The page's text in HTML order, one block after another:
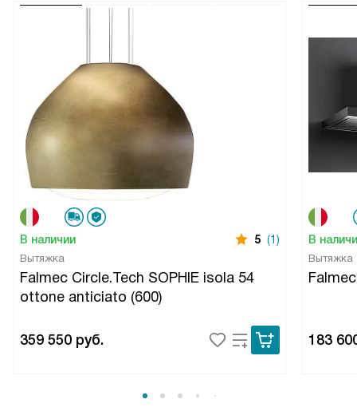
В наличии 5 (1)
Вытяжка
Falmec Circle.Tech SOPHIE isola 54
ottone anticiato (600)
359 550 руб.
В
Вытяжка
183